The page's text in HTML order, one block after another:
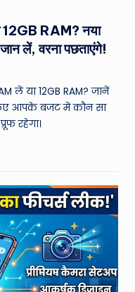
RAM? नया
लें, वरना पछताएंगे!
लें या 12GB RAM? जानें
आपके बजट में कौन सा
रहेगा।